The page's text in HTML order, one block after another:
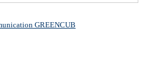
GREENCUB